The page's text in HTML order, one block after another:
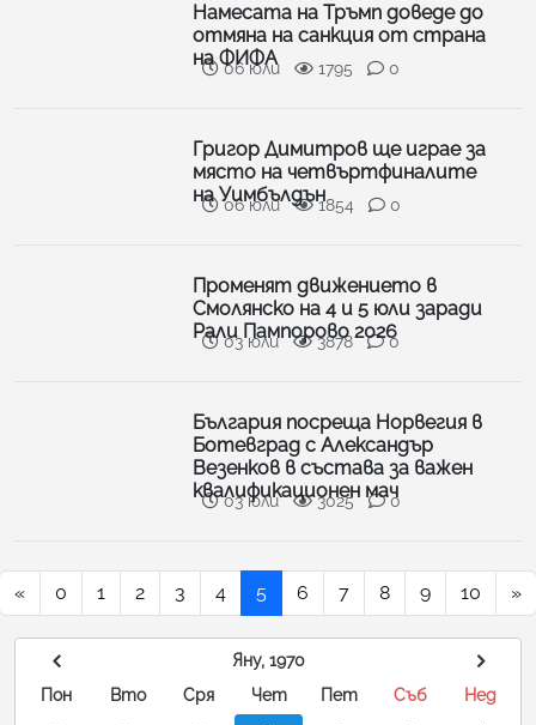
Намесата на Тръмп доведе до
отмяна на санкция от страна
на ФИФА
06 юли 1795 0
Григор Димитров ще играе за
място на четвъртфиналите
на Уимбълдън
06 юли 1854 0
Променят движението в
Смолянско на 4 и 5 юли заради
Рали Пампорово 2026
03 юли 3878 0
България посреща Норвегия в
Ботевград с Александър
Везенков в състава за важен
квалификационен мач
03 юли 3025 0
« 0 1 2 3 4 5 6 7 8 9 10 »
Яну, 1970
Пон
Вто Сря Чет Пет Съб
Нед